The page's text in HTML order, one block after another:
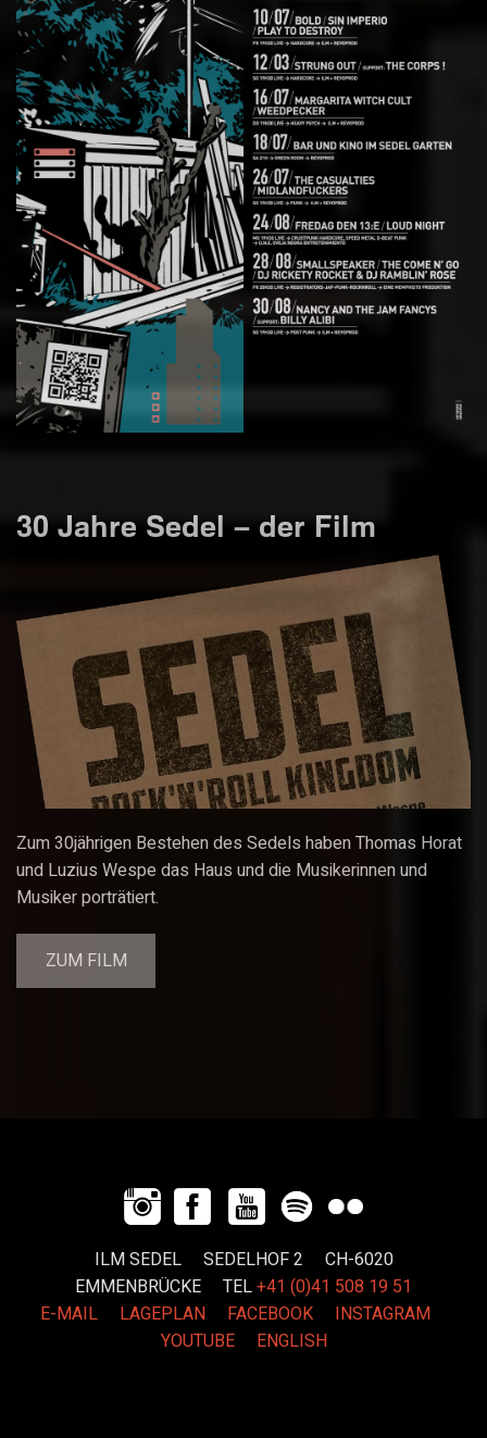
30 Jahre Sedel – der Film
Zum 30jährigen Bestehen des Sedels haben Thomas Horat
und Luzius Wespe das Haus und die Musikerinnen und
Musiker porträtiert.
ZUM FILM
ILM SEDEL SEDELHOF 2 CH-6020
EMMENBRÜCKE TEL+41 (0)41 508 19 51
E-MAIL
LAGEPLAN FACEBOOK
INSTAGRAM
YOUTUBE
ENGLISH